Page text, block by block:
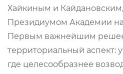
Хайкиным и
Президиумом Академии
Первым важнейшим
территориальный аспект:
где целесообразнее